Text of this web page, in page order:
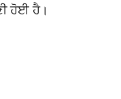
ਹੋਈ ਹੈ।